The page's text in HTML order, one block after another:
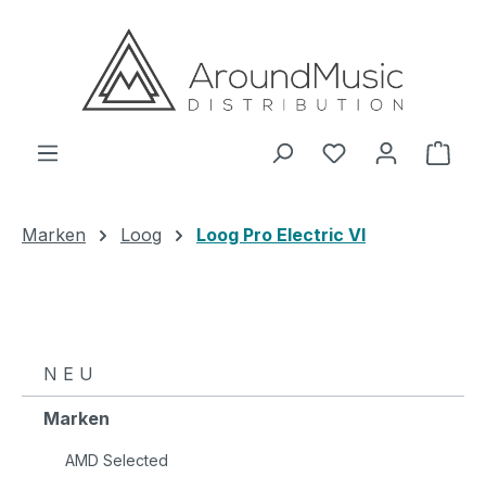
Zum Hauptinhalt springen
Marken Loog Loog Pro Electric VI
N E U
Marken
AMD Selected